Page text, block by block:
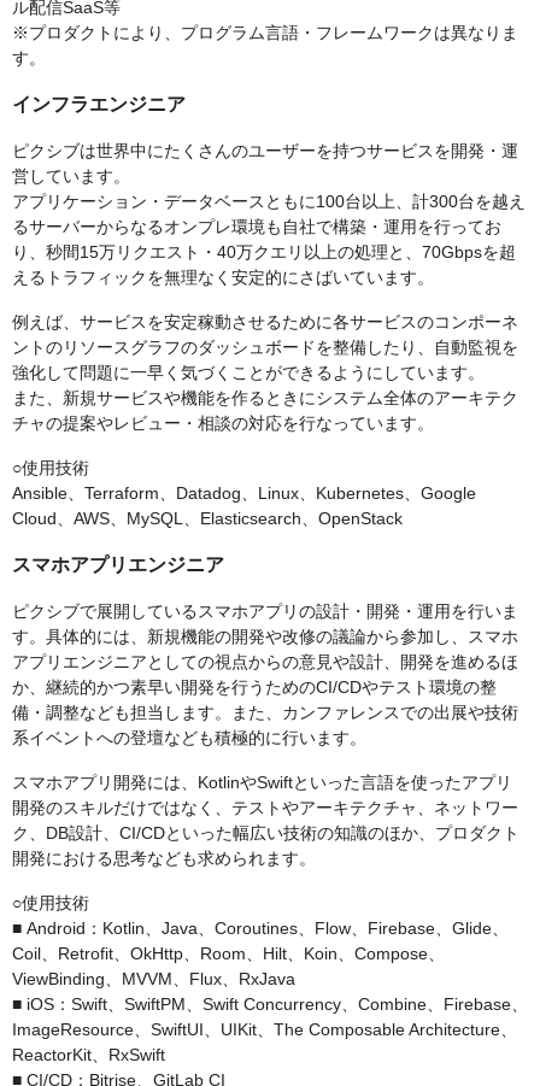
ル配信SaaS等
※プロダクトにより、プログラム言語・フレームワークは異なりま
す。
インフラエンジニア
ピクシブは世界中にたくさんのユーザーを持つサービスを開発・運
営しています。
アプリケーション・データベースともに100台以上、計300台を越え
るサーバーからなるオンプレ環境も自社で構築・運用を行ってお
り、秒間15万リクエスト・40万クエリ以上の処理と、70Gbpsを超
えるトラフィックを無理なく安定的にさばいています。
例えば、サービスを安定稼動させるために各サービスのコンポーネ
ントのリソースグラフのダッシュボードを整備したり、自動監視を
強化して問題に一早く気づくことができるようにしています。
また、新規サービスや機能を作るときにシステム全体のアーキテク
チャの提案やレビュー・相談の対応を行なっています。
○使用技術
Ansible、Terraform、Datadog、Linux、Kubernetes、Google
Cloud、AWS、MySQL、Elasticsearch、OpenStack
スマホアプリエンジニア
ピクシブで展開しているスマホアプリの設計・開発・運用を行いま
す。具体的には、新規機能の開発や改修の議論から参加し、スマホ
アプリエンジニアとしての視点からの意見や設計、開発を進めるほ
か、継続的かつ素早い開発を行うためのCI/CDやテスト環境の整
備・調整なども担当します。また、カンファレンスでの出展や技術
系イベントへの登壇なども積極的に行います。
スマホアプリ開発には、KotlinやSwiftといった言語を使ったアプリ
開発のスキルだけではなく、テストやアーキテクチャ、ネットワー
ク、DB設計、CI/CDといった幅広い技術の知識のほか、プロダクト
開発における思考なども求められます。
○使用技術
■ Android：Kotlin、Java、Coroutines、Flow、Firebase、Glide、
Coil、Retrofit、OkHttp、Room、Hilt、Koin、Compose、
ViewBinding、MVVM、Flux、RxJava
■ iOS：Swift、SwiftPM、Swift Concurrency、Combine、Firebase、
ImageResource、SwiftUI、UIKit、The Composable Architecture、
ReactorKit、RxSwift
■ CI/CD：Bitrise、GitLab CI